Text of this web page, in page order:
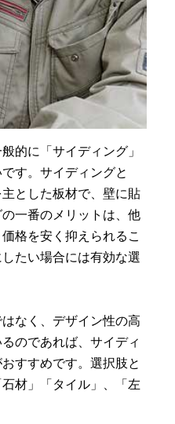
的に「サイディング」
す。サイディングと
とした板材で、壁に貼
一番のメリットは、他
格を安く抑えられるこ
たい場合には有効な選
なく、デザイン性の高
のであれば、サイディ
すすめです。選択肢と
材」「タイル」、「左